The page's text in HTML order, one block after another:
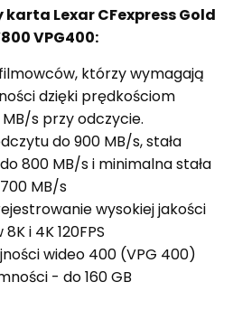
Lexar CFexpress Gold
VPG400:
którzy wymagają
dzięki prędkościom
s przy odczycie.
do 900 MB/s, stała
800 MB/s i minimalna stała
MB/s
wysokiej jakości
i 4K 120FPS
wideo 400 (VPG 400)
- do 160 GB